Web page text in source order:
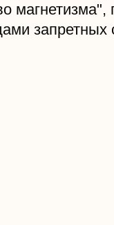
запретных